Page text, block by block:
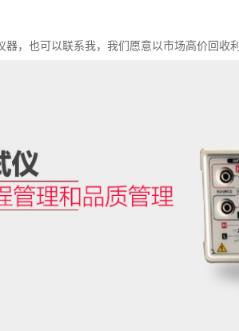
也可以联系我，我们愿意以市场高价回收利